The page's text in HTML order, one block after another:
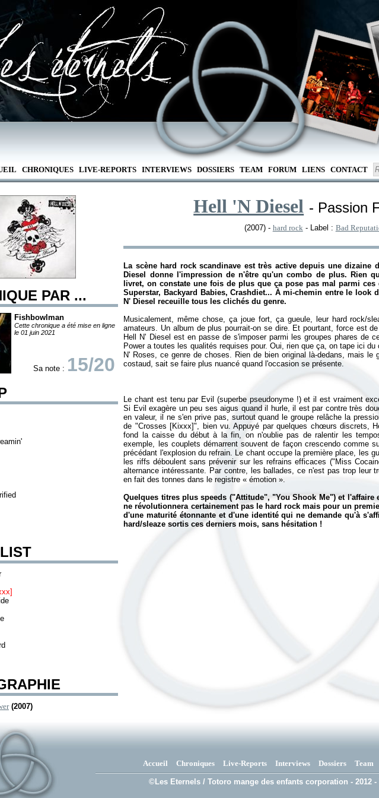
CHRONIQUES LIVE-REPORTS INTERVIEWS DOSSIERS TEAM FORUM LIENS CONTACT
PAR ...
Fishbowlman
Cette chronique a été mise en ligne
le 01 juin 2021
Sa note : 15/20
(2007)
Hell 'N Diesel - Passion
(2007) - hard rock - Label : Bad
La scène hard rock scandinave est très active depuis une dizaine
Diesel donne l'impression de n'être qu'un combo de plus. Rien
livret, on constate une fois de plus que ça pose pas mal parmi ces
Superstar, Backyard Babies, Crashdiet... À mi-chemin entre le look
N' Diesel receuille tous les clichés du genre.
Musicalement, même chose, ça joue fort, ça gueule, leur hard rock/
amateurs. Un album de plus pourrait-on se dire. Et pourtant, force est
Hell N' Diesel est en passe de s'imposer parmi les groupes phares de
Powera toutes les qualités requises pour. Oui, rien que ça, on tape ici
N' Roses, ce genre de choses. Rien de bien original là-dedans, mais le
Le chant est tenu par Evil (superbe pseudonyme !) et il est vraiment
Si Evil exagère un peu ses aigus quand il hurle, il est par contre très
en valeur, il ne s'en prive pas, surtout quand le groupe relâche la
de "Crosses [Kixxx]", bien vu. Appuyé par quelques chœurs discrets,
fond la caisse du début à la fin, on n'oublie pas de ralentir les
exemple, les couplets démarrent souvent de façon crescendo comme
précédant l'explosion du refrain. Le chant occupe la première place, les
les riffs déboulent sans prévenir sur les refrains efficaces ("Miss
alternance intéressante. Par contre, les ballades, ce n'est pas trop leur
en fait des tonnes dans le registre « émotion ».
Quelques titres plus speeds ("Attitude", "You Shook Me") et l'affaire
ne révolutionnera certainement pas le hard rock mais pour un
d'une maturité étonnante et d'une identité qui ne demande qu'à
hard/sleaze sortis ces derniers mois, sans hésitation !
Accueil Chroniques Live-Reports Interviews Dossiers Team
©Les Eternels / Totoro mange des enfants corporation - 2012